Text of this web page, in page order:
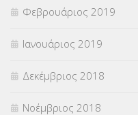
Φεβρουάριος 2019
Ιανουάριος 2019
Δεκέμβριος 2018
Νοέμβριος 2018